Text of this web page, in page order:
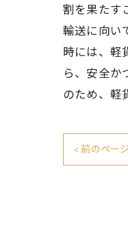
割を果たす
輸送に向い
時には、軽
ら、安全
のため、軽
< 前のページ